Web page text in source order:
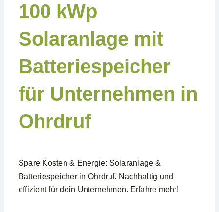
100 kWp
Solaranlage mit
Batteriespeicher
für Unternehmen in
Ohrdruf
Spare Kosten & Energie: Solaranlage &
Batteriespeicher in Ohrdruf. Nachhaltig und
effizient für dein Unternehmen. Erfahre mehr!